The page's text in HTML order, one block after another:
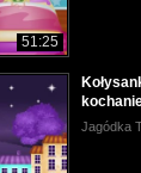
51:25
Jagódka